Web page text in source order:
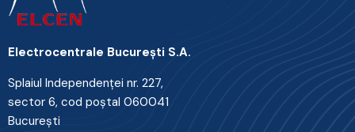
Electrocentrale Bucureşti S.A.
Splaiul Independenţei nr. 227,
sector 6, cod poştal 060041
Bucureşti